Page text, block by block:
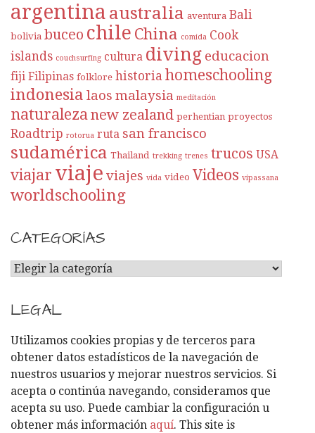
argentina australia aventura Bali
bolivia buceo chile China comida Cook
islands couchsurfing cultura diving educacion
fiji Filipinas folklore historia homeschooling
indonesia laos malaysia meditación
naturalezanew zealand perhentian proyectos
Roadtrip rotorua ruta san francisco
sudamérica Thailand trekking trenes trucos USA
viajar viaje viajes vida video Videos vipassana
worldschooling
CATEGORÍAS
C
T
E
G
O
R
Í
A
S
LEGAL
Utilizamos cookies propias y de terceros para
obtener datos estadísticos de la navegación de
nuestros usuarios y mejorar nuestros servicios. Si
acepta o continúa navegando, consideramos que
acepta su uso. Puede cambiar la configuración u
obtener más información aquí. This site is